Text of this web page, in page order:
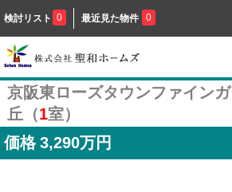
検討リスト 0 最近見た物件 0
京阪東ローズタウンファイン
丘（1室）
価格 3,290万円